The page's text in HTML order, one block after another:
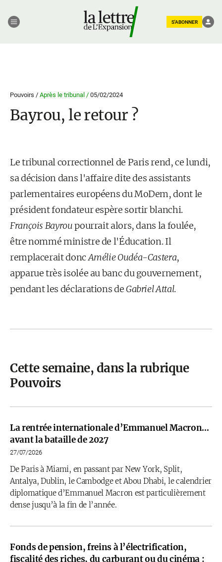
S'ABONNER
Pouvoirs / Après le tribunal / 05/02/2024
Bayrou, le retour ?
Le tribunal correctionnel de Paris rend, ce lundi,
sa décision dans l'affaire dite des assistants
parlementaires européens du MoDem, dont le
président fondateur espère sortir blanchi.
François Bayroupourrait alors, dans la foulée,
être nommé ministre de l'Éducation. Il
remplacerait doncAmélie Oudéa-Castera,
apparue très isolée au banc du gouvernement,
pendant les déclarations deGabriel Attal.
Cette semaine, dans la rubrique
Pouvoirs
La rentrée internationale d’Emmanuel Macron…
avant la bataille de 2027
27/07/2026
De Paris à Miami, en passant par New York, Split,
Antalya, Dublin, le Cambodge et Abou Dhabi, le calendrier
diplomatique d’Emmanuel Macron est particulièrement
dense jusqu’à la fin de l’année.
Fonds de pension, freins à l’électrification,
fiscalité des riches, du carburant ou du cinéma :